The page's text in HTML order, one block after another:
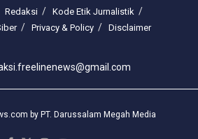
Redaksi
Kode Etik Jurnalistik
Privacy & Policy Disclaimer
by PT. Darussalam Megah Media